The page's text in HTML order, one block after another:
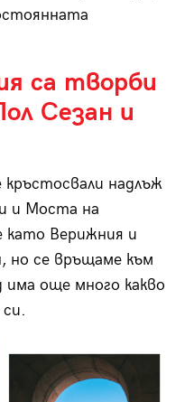
са творби
Сезан и
надлъж
и Моста на
като Верижния и
но се връщаме към
още много какво